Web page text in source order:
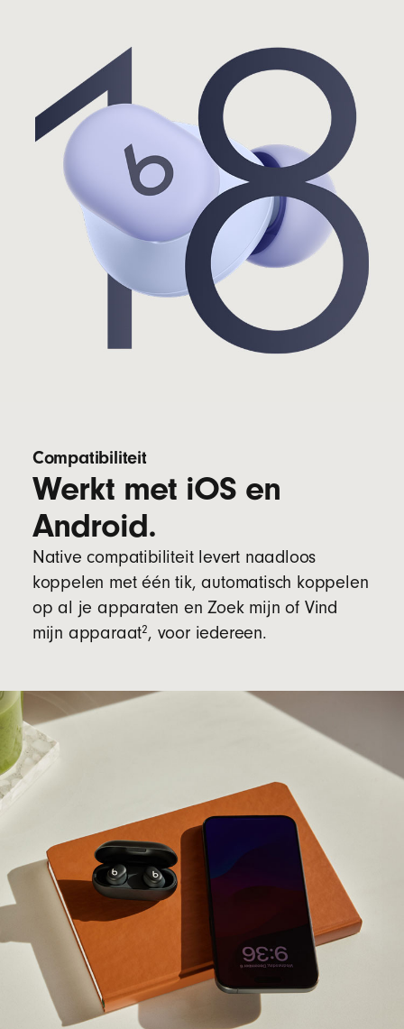
Compatibiliteit
Werkt met iOS en
Android.
Native compatibiliteit levert naadloos
koppelen met één tik, automatisch koppelen
op al je apparaten en Zoek mijn of Vind
mijn apparaat2, voor iedereen.